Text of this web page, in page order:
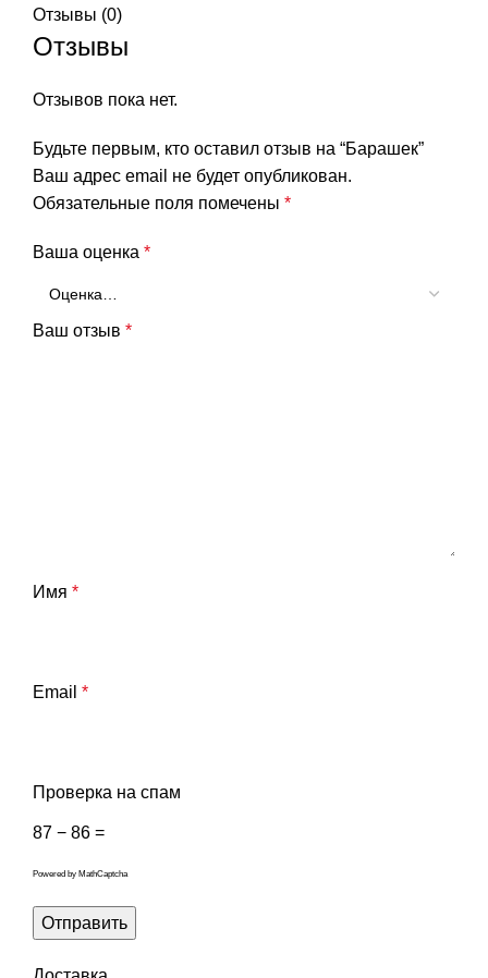
Отзывы (0)
Отзывы
Отзывов пока нет.
Будьте первым, кто оставил отзыв на “Барашек”
Ваш адрес email не будет опубликован.
Обязательные поля помечены *
Ваша оценка *
Ваш отзыв *
Имя *
Email *
Проверка на спам
87 − 86 =
Powered by MathCaptcha